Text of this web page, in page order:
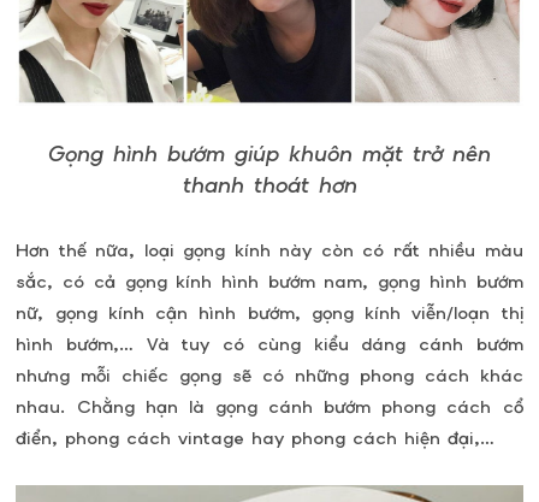
Gọng hình bướm giúp khuôn mặt trở nên
thanh thoát hơn
Hơn thế nữa, loại gọng kính này còn có rất nhiều màu
sắc, có cả gọng kính hình bướm nam, gọng hình bướm
nữ, gọng kính cận hình bướm, gọng kính viễn/loạn thị
hình bướm,… Và tuy có cùng kiểu dáng cánh bướm
nhưng mỗi chiếc gọng sẽ có những phong cách khác
nhau. Chằng hạn là gọng cánh bướm phong cách cổ
điển, phong cách vintage hay phong cách hiện đại,…